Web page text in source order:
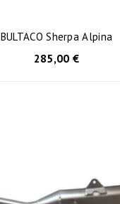
BULTACO Sherpa Alpina
285,00 €